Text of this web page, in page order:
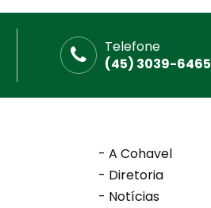
Telefone
(45) 3039-6465
- A Cohavel
- Diretoria
- Notícias